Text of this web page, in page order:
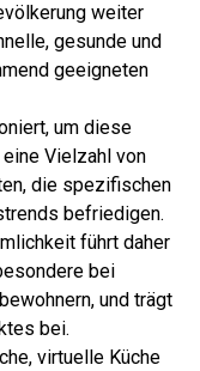
weiter
gesunde und
geeigneten
um diese
Vielzahl von
die spezifischen
befriedigen.
führt daher
bei
und trägt
bei.
virtuelle Küche